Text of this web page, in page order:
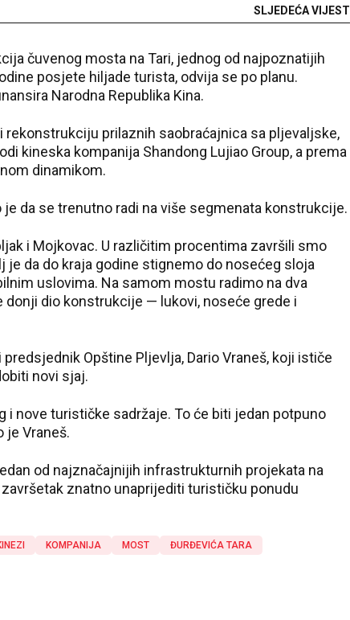
SLJEDEĆA VIJEST
čuvenog mosta na Tari, jednog od najpoznatijih
posjete hiljade turista, odvija se po planu.
Narodna Republika Kina.
prilaznih saobraćajnica sa pljevaljske,
kineska kompanija Shandong Lujiao Group, a prema
dinamikom.
da se trenutno radi na više segmenata konstrukcije.
i Mojkovac. U različitim procentima završili smo
je da do kraja godine stignemo do nosećeg sloja
uslovima. Na samom mostu radimo na dva
dio konstrukcije — lukovi, noseće grede i
Opštine Pljevlja, Dario Vraneš, koji ističe
novi sjaj.
i nove turističke sadržaje. To će biti jedan potpuno
je Vraneš.
od najznačajnijih infrastrukturnih projekata na
znatno unaprijediti turističku ponudu
KOMPANIJA MOST ĐURĐEVIĆA TARA